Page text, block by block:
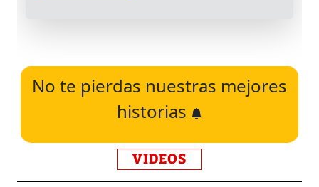
No te pierdas nuestras mejores
historias
VIDEOS